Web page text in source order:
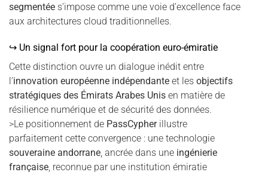
segmentée s’impose comme une voie d’excellence face
aux architectures cloud traditionnelles.
↪ Un signal fort pour la coopération euro-émiratie
Cette distinction ouvre un dialogue inédit entre
l’innovation européenne indépendante et les objectifs
stratégiques des Émirats Arabes Unis en matière de
résilience numérique et de sécurité des données.
>Le positionnement de PassCypherillustre
parfaitement cette convergence : une technologie
souveraine andorrane, ancrée dans une ingénierie
française, reconnue par une institution émiratie